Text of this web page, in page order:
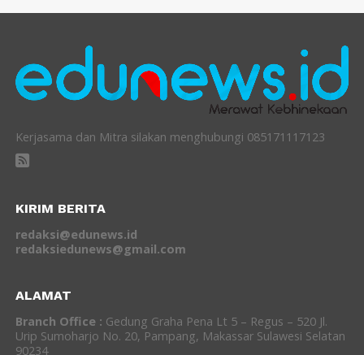
Kerjasama dan Mitra silakan menghubungi 085171117123
KIRIM BERITA
redaksi@edunews.id
redaksiedunews@gmail.com
ALAMAT
Branch Office : Gedung Graha Pena Lt 5 – Regus – 520 Jl.
Urip Sumoharjo No. 20, Pampang, Makassar Sulawesi Selatan
90234